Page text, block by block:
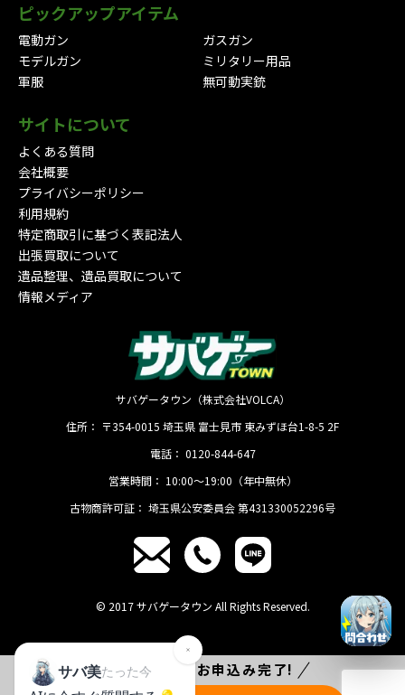
ピックアップアイテム
電動ガン
ガスガン
モデルガン
ミリタリー用品
軍服
無可動実銃
サイトについて
よくある質問
会社概要
プライバシーポリシー
利用規約
特定商取引に基づく表記法人
出張買取について
遺品整理、遺品買取について
情報メディア
サバゲータウン（株式会社VOLCA）
住所： 〒354-0015 埼玉県 富士見市 東みずほ台1-8-5 2F
電話： 0120-844-647
営業時間： 10:00〜19:00（年中無休）
古物商許可証： 埼玉県公安委員会 第431330052296号
© 2017 サバゲータウン All Rights Reserved.
たった でお申込み完了!